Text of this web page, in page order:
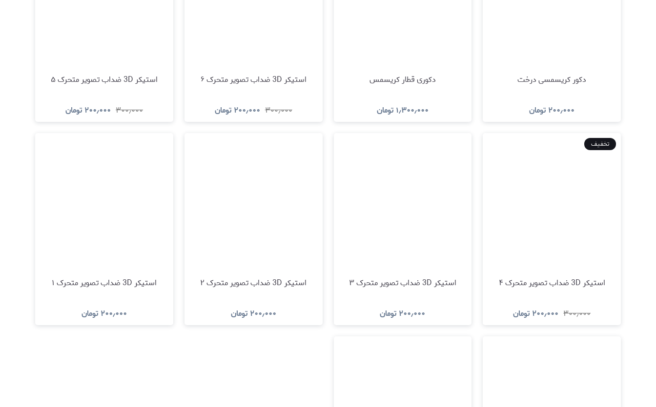
دکور کریسمسی درخت
۲۰۰٫۰۰۰ تومان
دکوری قطار کریسمس
۱٫۳۰۰٫۰۰۰ تومان
استیکر 3D ضداب تصویر متحرک ۶
۳۰۰٫۰۰۰ ۲۰۰٫۰۰۰ تومان
استیکر 3D ضداب تصویر متحرک ۵
۳۰۰٫۰۰۰ ۲۰۰٫۰۰۰ تومان
تخفیف
استیکر 3D ضداب تصویر متحرک ۴
۳۰۰٫۰۰۰ ۲۰۰٫۰۰۰ تومان
استیکر 3D ضداب تصویر متحرک ۳
۲۰۰٫۰۰۰ تومان
استیکر 3D ضداب تصویر متحرک ۲
۲۰۰٫۰۰۰ تومان
استیکر 3D ضداب تصویر متحرک ۱
۲۰۰٫۰۰۰ تومان